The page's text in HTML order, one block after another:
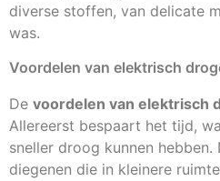
diverse stoffen, van delicate
was.
Voordelen van elektrisch
De voordelen van elektrisch
Allereerst bespaart het tijd,
sneller droog kunnen
diegenen die in kleinere